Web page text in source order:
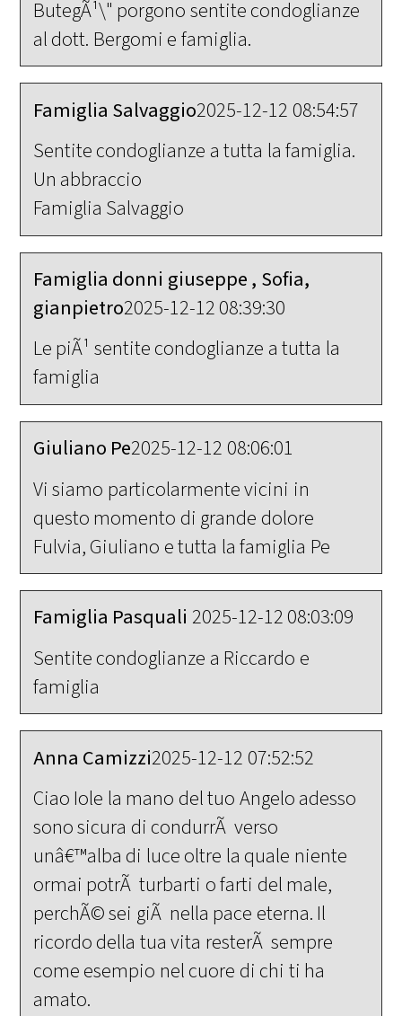
ButegÃ¹\" porgono sentite condoglianze
al dott. Bergomi e famiglia.
Famiglia Salvaggio2025-12-12 08:54:57
Sentite condoglianze a tutta la famiglia.
Un abbraccio
Famiglia Salvaggio
Famiglia donni giuseppe , Sofia,
gianpietro2025-12-12 08:39:30
Le piÃ¹ sentite condoglianze a tutta la
famiglia
Giuliano Pe2025-12-12 08:06:01
Vi siamo particolarmente vicini in
questo momento di grande dolore
Fulvia, Giuliano e tutta la famiglia Pe
Famiglia Pasquali 2025-12-12 08:03:09
Sentite condoglianze a Riccardo e
famiglia
Anna Camizzi2025-12-12 07:52:52
Ciao Iole la mano del tuo Angelo adesso
sono sicura di condurrÃ verso
unâ€™alba di luce oltre la quale niente
ormai potrÃ turbarti o farti del male,
perchÃ© sei giÃ nella pace eterna. Il
ricordo della tua vita resterÃ sempre
come esempio nel cuore di chi ti ha
amato.